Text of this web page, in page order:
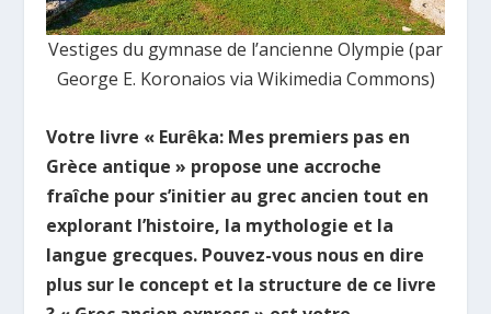
Vestiges du gymnase de l’ancienne Olympie (par
George E. Koronaios via Wikimedia Commons)
Votre livre « Eurêka: Mes premiers pas en
Grèce antique » propose une accroche
fraîche pour s’initier au grec ancien tout en
explorant l’histoire, la mythologie et la
langue grecques. Pouvez-vous nous en dire
plus sur le concept et la structure de ce livre